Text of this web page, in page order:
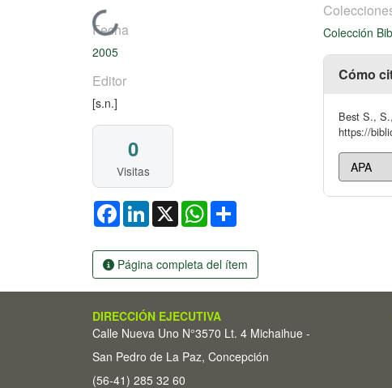
Cargando...
Fecha
2005
Editor
[s.n.]
0
Visitas
FacebookLinkedIn
X WhatsApp
Página completa del ítem
Colección
Cómo
Best S.,
https://
DIRECCIÓN EJECUTIVA
Calle Nueva Uno N°3570 Lt. 4 Michaihue -
San Pedro de La Paz, Concepción
(56-41) 285 32 60